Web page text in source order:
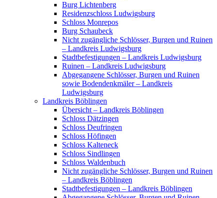
Burg Lichtenberg
Residenzschloss Ludwigsburg
Schloss Monrepos
Burg Schaubeck
Nicht zugängliche Schlösser, Burgen und Ruinen
– Landkreis Ludwigsburg
Stadtbefestigungen – Landkreis Ludwigsburg
Ruinen – Landkreis Ludwigsburg
Abgegangene Schlösser, Burgen und Ruinen
sowie Bodendenkmäler – Landkreis
Ludwigsburg
Landkreis Böblingen
Übersicht – Landkreis Böblingen
Schloss Dätzingen
Schloss Deufringen
Schloss Höfingen
Schloss Kalteneck
Schloss Sindlingen
Schloss Waldenbuch
Nicht zugängliche Schlösser, Burgen und Ruinen
– Landkreis Böblingen
Stadtbefestigungen – Landkreis Böblingen